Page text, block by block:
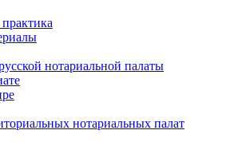
нотариальной палаты
нотариальных палат